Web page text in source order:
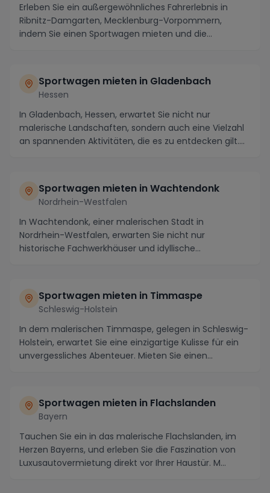
Erleben Sie ein außergewöhnliches Fahrerlebnis in
Ribnitz-Damgarten, Mecklenburg-Vorpommern,
indem Sie einen Sportwagen mieten und die
Sportwagen mieten in Gladenbach
Hessen
In Gladenbach, Hessen, erwartet Sie nicht nur
malerische Landschaften, sondern auch eine Vielzahl
an spannenden Aktivitäten, die es zu entdecken gilt....
Sportwagen mieten in Wachtendonk
Nordrhein-Westfalen
In Wachtendonk, einer malerischen Stadt in
Nordrhein-Westfalen, erwarten Sie nicht nur
historische Fachwerkhäuser und idyllische
Sportwagen mieten in Timmaspe
Schleswig-Holstein
In dem malerischen Timmaspe, gelegen in Schleswig-
Holstein, erwartet Sie eine einzigartige Kulisse für ein
unvergessliches Abenteuer. Mieten Sie einen...
Sportwagen mieten in Flachslanden
Bayern
Tauchen Sie ein in das malerische Flachslanden, im
Herzen Bayerns, und erleben Sie die Faszination von
Luxusautovermietung direkt vor Ihrer Haustür. M...